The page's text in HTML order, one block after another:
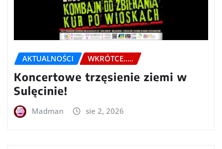
AKTUALNOŚCI WKRÓTCE.....
Koncertowe trzęsienie ziemi w
Sulęcinie!
Madman sie 2, 2026